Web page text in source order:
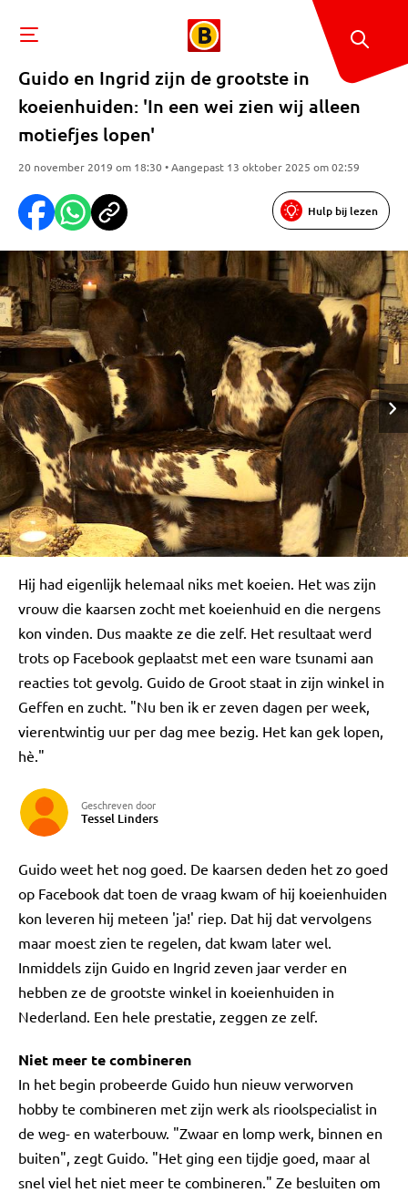
Guido en Ingrid zijn de grootste in
koeienhuiden: 'In een wei zien wij alleen
motiefjes lopen'
20 november 2019 om 18:30 • Aangepast 13 oktober 2025 om 02:59
Hulp bij lezen
Hij had eigenlijk helemaal niks met koeien. Het was zijn
vrouw die kaarsen zocht met koeienhuid en die nergens
kon vinden. Dus maakte ze die zelf. Het resultaat werd
trots op Facebook geplaatst met een ware tsunami aan
reacties tot gevolg. Guido de Groot staat in zijn winkel in
Geffen en zucht. "Nu ben ik er zeven dagen per week,
vierentwintig uur per dag mee bezig. Het kan gek lopen,
hè."
Geschreven door
Tessel Linders
Guido weet het nog goed. De kaarsen deden het zo goed
op Facebook dat toen de vraag kwam of hij koeienhuiden
kon leveren hij meteen 'ja!' riep. Dat hij dat vervolgens
maar moest zien te regelen, dat kwam later wel.
Inmiddels zijn Guido en Ingrid zeven jaar verder en
hebben ze de grootste winkel in koeienhuiden in
Nederland. Een hele prestatie, zeggen ze zelf.
Niet meer te combineren
In het begin probeerde Guido hun nieuw verworven
hobby te combineren met zijn werk als rioolspecialist in
de weg- en waterbouw. "Zwaar en lomp werk, binnen en
buiten", zegt Guido. "Het ging een tijdje goed, maar al
snel viel het niet meer te combineren." Ze besluiten om